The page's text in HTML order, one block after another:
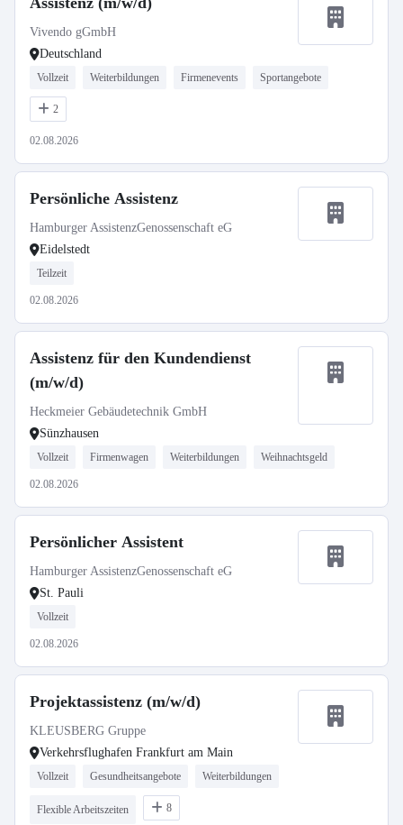
Vivendo gGmbH
Deutschland
Vollzeit Weiterbildungen Firmenevents Sportangebote
2
02.08.2026
Persönliche Assistenz
Hamburger AssistenzGenossenschaft eG
Eidelstedt
Teilzeit
02.08.2026
Assistenz für den Kundendienst
(m/w/d)
Heckmeier Gebäudetechnik GmbH
Sünzhausen
Vollzeit Firmenwagen Weiterbildungen Weihnachtsgeld
02.08.2026
Persönlicher Assistent
Hamburger AssistenzGenossenschaft eG
St. Pauli
Vollzeit
02.08.2026
Projektassistenz (m/w/d)
KLEUSBERG Gruppe
Verkehrsflughafen Frankfurt am Main
Vollzeit Gesundheitsangebote Weiterbildungen
Flexible Arbeitszeiten 8